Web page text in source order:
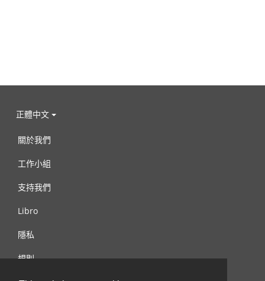
正體中文
關於我們
工作小組
支持我們
Libro
隱私
規則